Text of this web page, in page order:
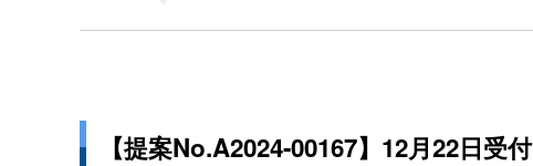
【提案No.A2024-00167】12月22日受付